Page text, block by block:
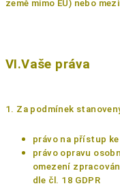
země mimo EU) nebo
VI.Vaše práva
1. Za podmínek
právo na přístup ke
právo opravu
omezení
dle čl. 18 GDPR